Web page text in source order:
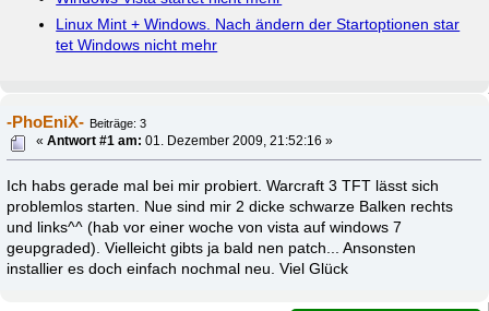
Linux Mint + Windows. Nach ändern der Startoptionen star
tet Windows nicht mehr
-PhoEniX- Beiträge: 3
«Antwort #1 am: 01. Dezember 2009, 21:52:16 »
Ich habs gerade mal bei mir probiert. Warcraft 3 TFT lässt sich
problemlos starten. Nue sind mir 2 dicke schwarze Balken rechts
und links^^ (hab vor einer woche von vista auf windows 7
geupgraded). Vielleicht gibts ja bald nen patch... Ansonsten
installier es doch einfach nochmal neu. Viel Glück